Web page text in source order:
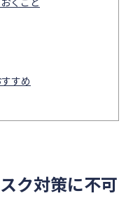
すめ
ク対策に不可